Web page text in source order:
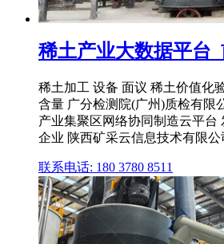
稀土产业大数据平台
稀土加工 设备 面议 稀土价值化
含量 广分检测院(广州)质检有限
产业集聚区网络协同制造云平台
企业 陕西矿采云信息技术有限公
联系电话: 180 3780 8511